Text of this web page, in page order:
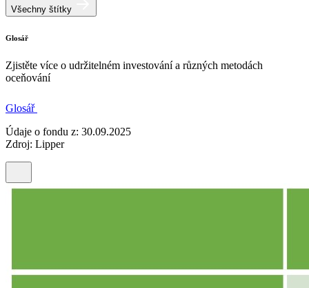
Všechny štítky
Glosář
Zjistěte více o udržitelném investování a různých metodách
oceňování
Glosář
Údaje o fondu z: 30.09.2025
Zdroj: Lipper